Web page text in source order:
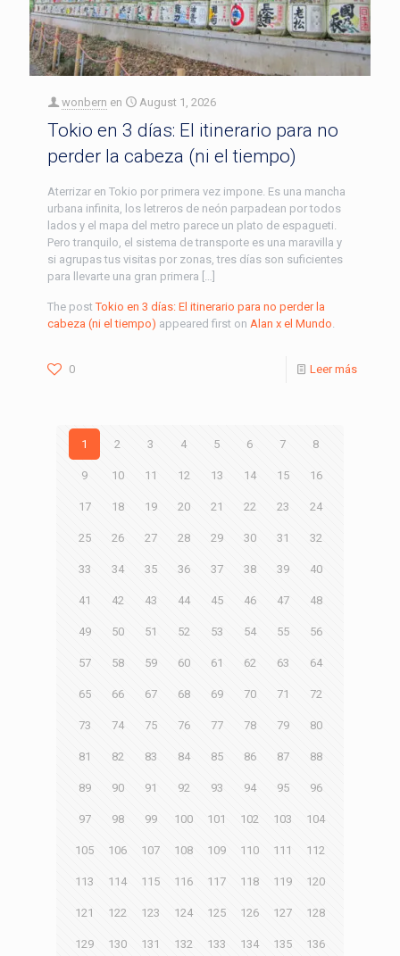
wonbern en August 1, 2026
Tokio en 3 días: El itinerario para no
perder la cabeza (ni el tiempo)
Aterrizar en Tokio por primera vez impone. Es una mancha
urbana infinita, los letreros de neón parpadean por todos
lados y el mapa del metro parece un plato de espagueti.
Pero tranquilo, el sistema de transporte es una maravilla y
si agrupas tus visitas por zonas, tres días son suficientes
para llevarte una gran primera […]
The postTokio en 3 días: El itinerario para no perder la
cabeza (ni el tiempo) appeared first on Alan x el Mundo.
0 Leer más
1 2 3 4 5 6 7 8
9 10 11 12 13 14 15 16
17 18 19 20 21 22 23 24
25 26 27 28 29 30 31 32
33 34 35 36 37 38 39 40
41 42 43 44 45 46 47 48
49 50 51 52 53 54 55 56
57 58 59 60 61 62 63 64
65 66 67 68 69 70 71 72
73 74 75 76 77 78 79 80
81 82 83 84 85 86 87 88
89 90 91 92 93 94 95 96
97 98 99 100 101 102 103 104
105 106 107 108 109 110 111 112
113 114 115 116 117 118 119 120
121 122 123 124 125 126 127 128
129 130 131 132 133 134 135 136